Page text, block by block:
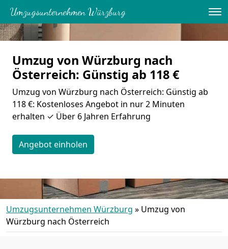
Umzugsunternehmen Würzburg
Umzug von Würzburg nach
Österreich: Günstig ab 118 €
Umzug von Würzburg nach Österreich: Günstig ab
118 €: Kostenloses Angebot in nur 2 Minuten
erhalten ✓ Über 6 Jahren Erfahrung
Angebot einholen
Umzugsunternehmen Würzburg » Umzug von
Würzburg nach Österreich